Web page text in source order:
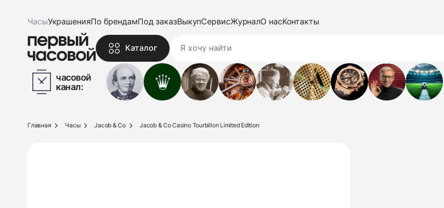
ЧасыУкрашенияПо брендамПод заказВыкупСервисЖурналО насКонтакты
Каталог
часовой
канал:
Главная Часы Jacob & Co Jacob & Co Casino Tourbillon Limited Edition